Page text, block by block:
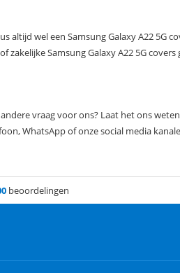
altijd wel een Samsung Galaxy A22 5G
Samsung Galaxy A22 5G covers
vraag voor ons? Laat het ons
WhatsApp of onze social media
beoordelingen